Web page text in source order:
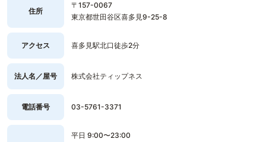
住所
〒157-0067
東京都世田谷区喜多見9-25-8
アクセス 喜多見駅北口徒歩2分
法人名／屋号 株式会社ティップネス
電話番号 03-5761-3371
平日 9:00〜23:00